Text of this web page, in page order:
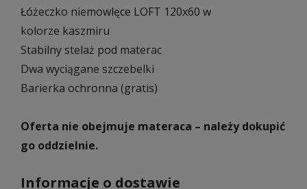
Łóżeczko niemowlęce LOFT 120x60 w
kolorze kaszmiru
Stabilny stelaż pod materac
Dwa wyciągane szczebelki
Barierka ochronna (gratis)
Oferta nie obejmuje materaca – należy dokupić
go oddzielnie.
Informacje o dostawie